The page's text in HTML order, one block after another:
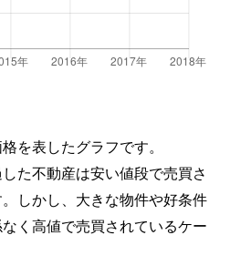
を表したグラフです。
た不動産は安い値段で売買さ
しかし、大きな物件や好条件
く高値で売買されているケー